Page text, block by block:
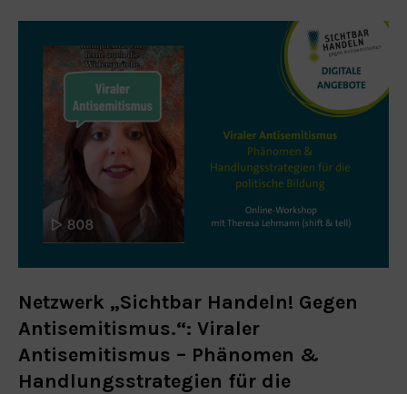
Netzwerk „Sichtbar Handeln! Gegen
Antisemitismus.“: Viraler
Antisemitismus – Phänomen &
Handlungsstrategien für die